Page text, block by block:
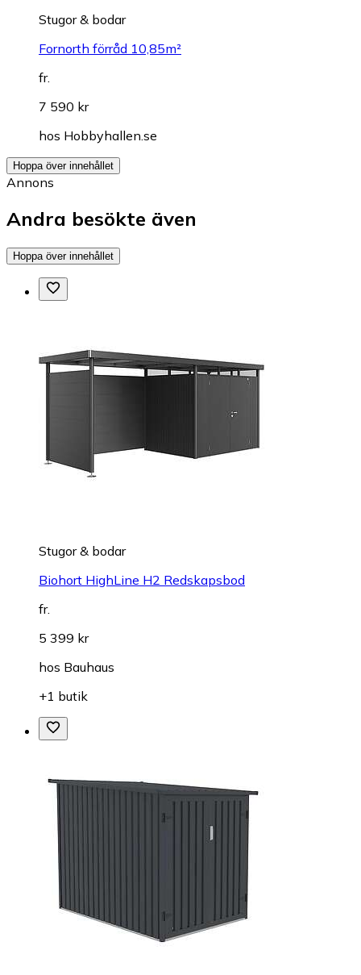
Stugor & bodar
Fornorth förråd 10,85m²
fr.
7 590 kr
hos Hobbyhallen.se
Hoppa över innehållet
Annons
Andra besökte även
Hoppa över innehållet
Stugor & bodar
Biohort HighLine H2 Redskapsbod
fr.
5 399 kr
hos Bauhaus
+1 butik